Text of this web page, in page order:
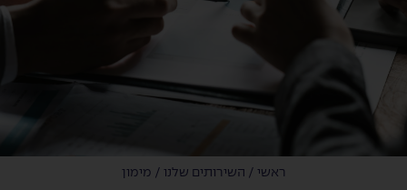
ראשי / השירותים שלנו / מימון